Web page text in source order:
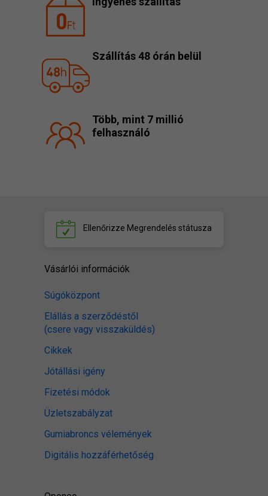
Szállítás 48 órán belül
Több, mint 7 millió
felhasználó
Ellenőrizze Megrendelés státusza
Vásárlói információk
Súgóközpont
Elállás a szerződéstől
(csere vagy visszaküldés)
Cikkek
Jótállási igény
Fizetési módok
Üzletszabályzat
Gumiabroncs vélemények
Digitális hozzáférhetőség